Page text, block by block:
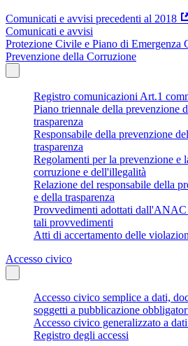
Comunicati e avvisi precedenti al 2018
Comunicati e avvisi
Protezione Civile e Piano di Emergenza
Prevenzione della Corruzione
Registro comunicazioni Art.1
Piano triennale della prevenzione
trasparenza
Responsabile della prevenzione
trasparenza
Regolamenti per la prevenzione e
corruzione e dell'illegalità
Relazione del responsabile della
e della trasparenza
Provvedimenti adottati dall'ANAC
tali provvedimenti
Atti di accertamento delle
Accesso civico
Accesso civico semplice a dati,
soggetti a pubblicazione
Accesso civico generalizzato a
Registro degli accessi